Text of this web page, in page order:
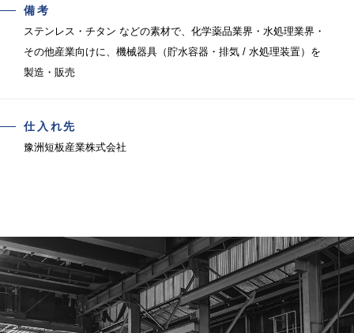
備考
ステンレス・チタン などの素材で、化学薬品業界・水処理業界・
その他産業向けに、機械器具（貯水容器・排気 / 水処理装置）を
製造・販売
仕入れ先
豫洲短板産業株式会社